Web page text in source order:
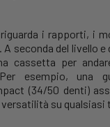
i rapporti, i
A seconda del livello e
cassetta per
esempio, una
(34/50 denti)
su qualsiasi